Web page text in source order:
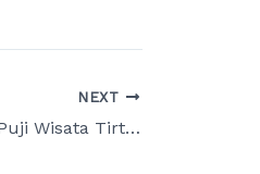
NEXT
Khusnul Khuluk Puji Wisata Tirtosari: Dukung Jadi Desa Percontohan di Lumajang